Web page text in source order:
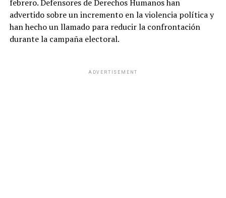
febrero. Defensores de Derechos Humanos han
advertido sobre un incremento en la violencia política y
han hecho un llamado para reducir la confrontación
durante la campaña electoral.
ADVERTISEMENT